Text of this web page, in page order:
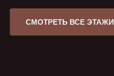
СМОТРЕТЬ ВСЕ ЭТАЖИ